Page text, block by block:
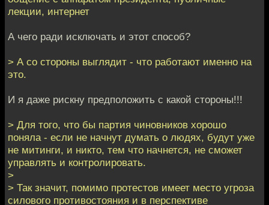
лекции, интернет
А чего ради исключать и этот способ?
> А со стороны выглядит - что работают именно на
это.
И я даже рискну предположить с какой стороны!!!
> Для того, что бы партия чиновников хорошо
поняла - если не начнут думать о людях, будут уже
не митинги, и никто, тем что начнется, не сможет
управлять и контролировать.
>
> Так значит, помимо протестов имеет место угроза
силового противостояния и в перспективе